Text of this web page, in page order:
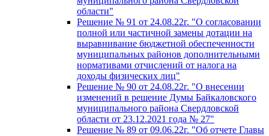
области"
Решение № 91 от 24.08.22г. "О согласовании
полной или частичной замены дотации на
выравнивание бюджетной обеспеченности
муниципальных районов дополнительными
нормативами отчислений от налога на
доходы физических лиц"
Решение № 90 от 24.08.22г. "О внесении
изменений в решение Думы Байкаловского
муниципального района Свердловской
области от 23.12.2021 года № 27"
Решение № 89 от 09.06.22г. "Об отчете Главы